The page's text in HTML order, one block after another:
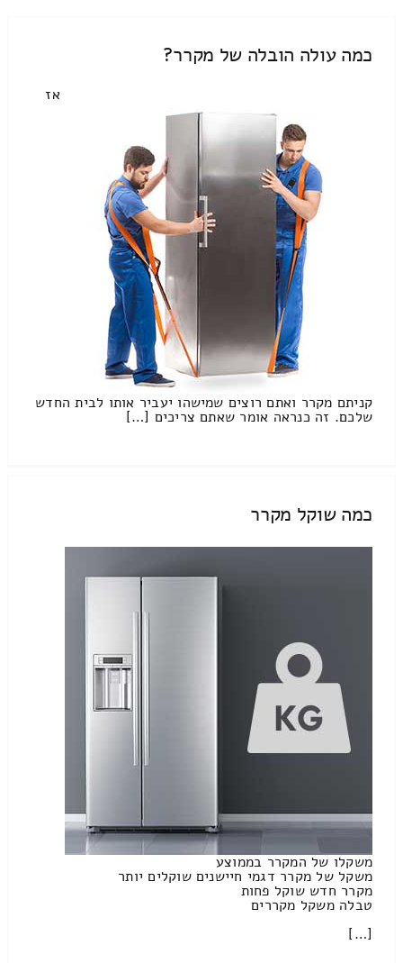
כמה עולה הובלה של מקרר?
אז
קניתם מקרר ואתם רוצים שמישהו יעביר אותו לבית החדש
שלכם. זה כנראה אומר שאתם צריכים […]
כמה שוקל מקרר
משקלו של המקרר בממוצע
משקל של מקרר דגמי חיישנים שוקלים יותר
מקרר חדש שוקל פחות
טבלה משקל מקררים
[…]